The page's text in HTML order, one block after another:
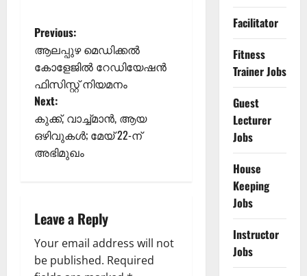
P
o
s
t
n
v
i
g
Previous:
ആലപ്പുഴ മെഡിക്കൽ
കോളേജിൽ റേഡിയേഷൻ
ഫിസിസ്റ്റ് നിയമനം
Next:
കുക്ക്, വാച്ച്മാൻ, ആയ
ഒഴിവുകൾ; മേയ് 22-ന്
അഭിമുഖം
Leave a Reply
Your email address will not
be published. Required
Facilitator
Fitness
Trainer Jobs
Guest
Lecturer
Jobs
House
Keeping
Jobs
Instructor
Jobs